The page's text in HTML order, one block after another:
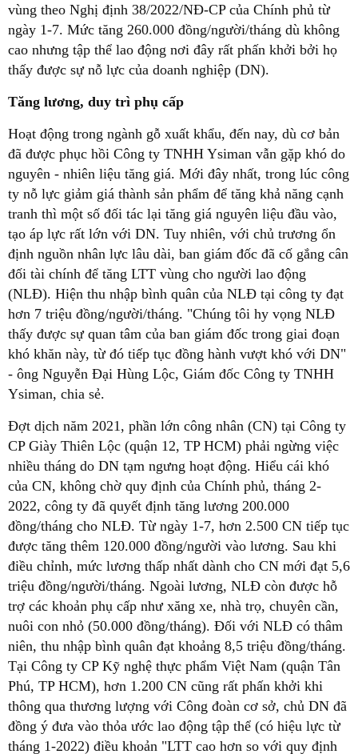
vùng theo Nghị định 38/2022/NĐ-CP của Chính phủ từ
ngày 1-7. Mức tăng 260.000 đồng/người/tháng dù không
cao nhưng tập thể lao động nơi đây rất phấn khởi bởi họ
thấy được sự nỗ lực của doanh nghiệp (DN).
Tăng lương, duy trì phụ cấp
Hoạt động trong ngành gỗ xuất khẩu, đến nay, dù cơ bản
đã được phục hồi Công ty TNHH Ysiman vẫn gặp khó do
nguyên - nhiên liệu tăng giá. Mới đây nhất, trong lúc công
ty nỗ lực giảm giá thành sản phẩm để tăng khả năng cạnh
tranh thì một số đối tác lại tăng giá nguyên liệu đầu vào,
tạo áp lực rất lớn với DN. Tuy nhiên, với chủ trương ổn
định nguồn nhân lực lâu dài, ban giám đốc đã cố gắng cân
đối tài chính để tăng LTT vùng cho người lao động
(NLĐ). Hiện thu nhập bình quân của NLĐ tại công ty đạt
hơn 7 triệu đồng/người/tháng. "Chúng tôi hy vọng NLĐ
thấy được sự quan tâm của ban giám đốc trong giai đoạn
khó khăn này, từ đó tiếp tục đồng hành vượt khó với DN"
- ông Nguyễn Đại Hùng Lộc, Giám đốc Công ty TNHH
Ysiman, chia sẻ.
Đợt dịch năm 2021, phần lớn công nhân (CN) tại Công ty
CP Giày Thiên Lộc (quận 12, TP HCM) phải ngừng việc
nhiều tháng do DN tạm ngưng hoạt động. Hiểu cái khó
của CN, không chờ quy định của Chính phủ, tháng 2-
2022, công ty đã quyết định tăng lương 200.000
đồng/tháng cho NLĐ. Từ ngày 1-7, hơn 2.500 CN tiếp tục
được tăng thêm 120.000 đồng/người vào lương. Sau khi
điều chỉnh, mức lương thấp nhất dành cho CN mới đạt 5,6
triệu đồng/người/tháng. Ngoài lương, NLĐ còn được hỗ
trợ các khoản phụ cấp như xăng xe, nhà trọ, chuyên cần,
nuôi con nhỏ (50.000 đồng/tháng). Đối với NLĐ có thâm
niên, thu nhập bình quân đạt khoảng 8,5 triệu đồng/tháng.
Tại Công ty CP Kỹ nghệ thực phẩm Việt Nam (quận Tân
Phú, TP HCM), hơn 1.200 CN cũng rất phấn khởi khi
thông qua thương lượng với Công đoàn cơ sở, chủ DN đã
đồng ý đưa vào thỏa ước lao động tập thể (có hiệu lực từ
tháng 1-2022) điều khoản "LTT cao hơn so với quy định